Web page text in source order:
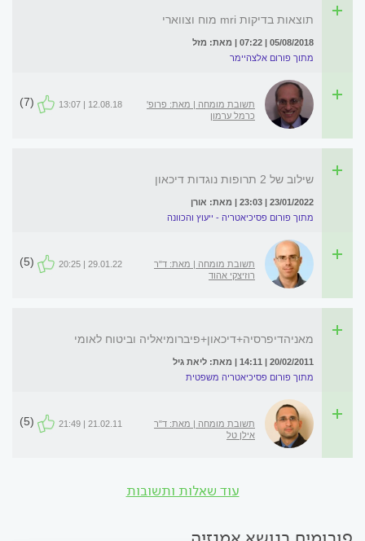
תוצאות בדיקות mri מוח וצווארי
05/08/2018 | 07:22 | מאת: מזל
מתוך פורום אלצהיימר
תשובת מומחה | מאת: פרופ'
כרמל ערמון
12.08.18 | 13:07
(7)
שילוב של 2 תרופות נוגדות דיכאון
23/01/2022 | 23:03 | מאת: אורן
מתוך פורום פסיכיאטריה - ייעוץ והכוונה
תשובת מומחה | מאת: ד"ר
רוזיצקי אהוד
29.01.22 | 20:25
(5)
מאניהדיפרסיה+דיכאון+פיברומיאליה וביטוח לאומי
20/02/2011 | 14:11 | מאת: ליאת גיל
מתוך פורום פסיכיאטריה משפטית
תשובת מומחה | מאת: ד"ר
אילן טל
21.02.11 | 21:49
(5)
עוד שאלות ותשובות